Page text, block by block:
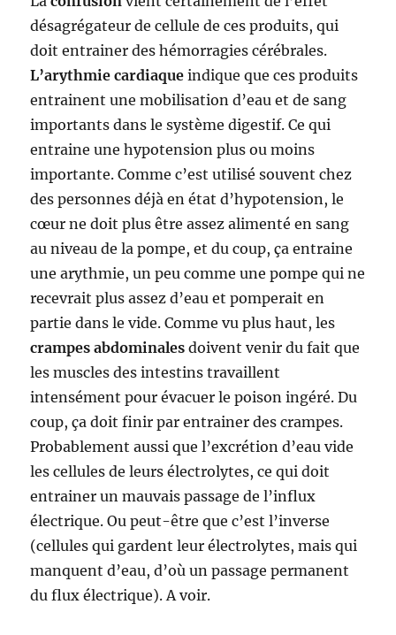
désagrégateur de cellule de ces produits, qui
doit entrainer des hémorragies cérébrales.
L’arythmie cardiaque indique que ces produits
entrainent une mobilisation d’eau et de sang
importants dans le système digestif. Ce qui
entraine une hypotension plus ou moins
importante. Comme c’est utilisé souvent chez
des personnes déjà en état d’hypotension, le
cœur ne doit plus être assez alimenté en sang
au niveau de la pompe, et du coup, ça entraine
une arythmie, un peu comme une pompe qui ne
recevrait plus assez d’eau et pomperait en
partie dans le vide. Comme vu plus haut, les
crampes abdominales doivent venir du fait que
les muscles des intestins travaillent
intensément pour évacuer le poison ingéré. Du
coup, ça doit finir par entrainer des crampes.
Probablement aussi que l’excrétion d’eau vide
les cellules de leurs électrolytes, ce qui doit
entrainer un mauvais passage de l’influx
électrique. Ou peut-être que c’est l’inverse
(cellules qui gardent leur électrolytes, mais qui
manquent d’eau, d’où un passage permanent
du flux électrique). A voir.